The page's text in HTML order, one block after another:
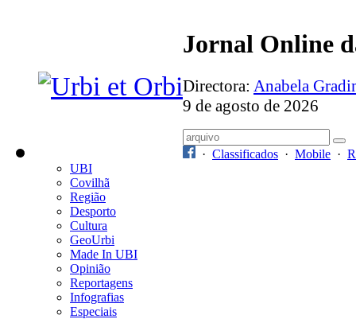
Jornal Online
Directora: Anabela
9 de agosto de 2026
· Classificados · Mobile ·
UBI
Covilhã
Região
Desporto
Cultura
GeoUrbi
Made In UBI
Opinião
Reportagens
Infografias
Especiais